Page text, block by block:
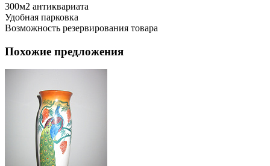
300м2 антиквариата
Удобная парковка
Возможность резервирования товара
Похожие предложения